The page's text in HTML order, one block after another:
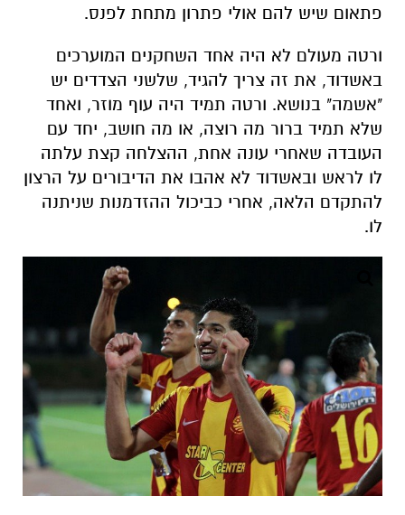
פתאום שיש להם אולי פתרון מתחת לפנס.
ורטה מעולם לא היה אחד השחקנים המוערכים
באשדוד, את זה צריך להגיד, שלשני הצדדים יש
"אשמה" בנושא. ורטה תמיד היה עוף מוזר, ואחד
שלא תמיד ברור מה רוצה, או מה חושב, יחד עם
העובדה שאחרי עונה אחת, ההצלחה קצת עלתה
לו לראש ובאשדוד לא אהבו את הדיבורים על הרצון
להתקדם הלאה, אחרי כביכול ההזדמנות שניתנה
לו.